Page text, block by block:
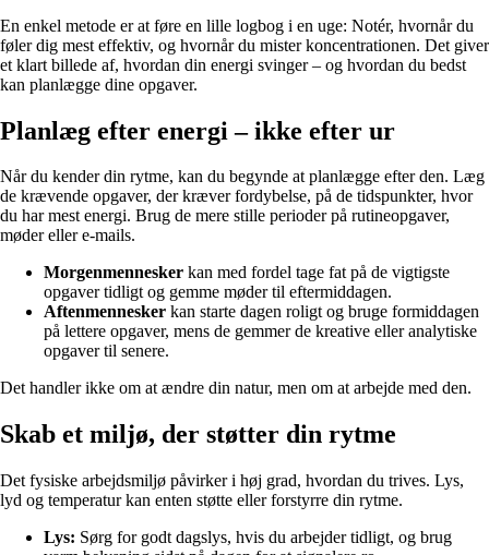
En enkel metode er at føre en lille logbog i en uge: Notér, hvornår du
føler dig mest effektiv, og hvornår du mister koncentrationen. Det giver
et klart billede af, hvordan din energi svinger – og hvordan du bedst
kan planlægge dine opgaver.
Planlæg efter energi – ikke efter ur
Når du kender din rytme, kan du begynde at planlægge efter den. Læg
de krævende opgaver, der kræver fordybelse, på de tidspunkter, hvor
du har mest energi. Brug de mere stille perioder på rutineopgaver,
møder eller e-mails.
Morgenmennesker kan med fordel tage fat på de vigtigste
opgaver tidligt og gemme møder til eftermiddagen.
Aftenmennesker kan starte dagen roligt og bruge formiddagen
på lettere opgaver, mens de gemmer de kreative eller analytiske
opgaver til senere.
Det handler ikke om at ændre din natur, men om at arbejde med den.
Skab et miljø, der støtter din rytme
Det fysiske arbejdsmiljø påvirker i høj grad, hvordan du trives. Lys,
lyd og temperatur kan enten støtte eller forstyrre din rytme.
Lys: Sørg for godt dagslys, hvis du arbejder tidligt, og brug